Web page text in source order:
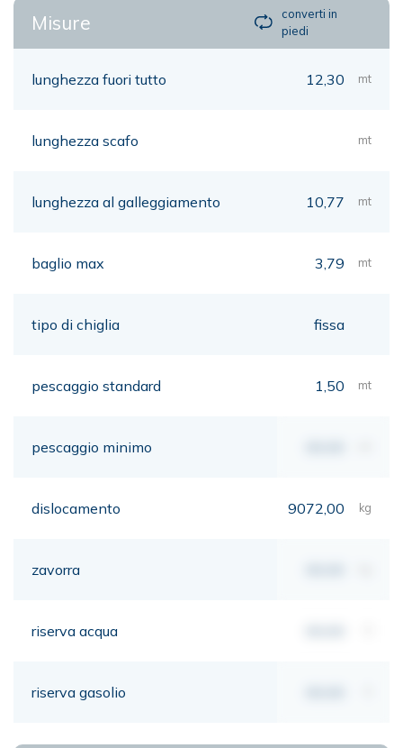
Misure
converti in
piedi
lunghezza fuori tutto 12,30 mt
lunghezza scafo mt
lunghezza al galleggiamento 10,77 mt
baglio max 3,79 mt
tipo di chiglia fissa
pescaggio standard 1,50 mt
pescaggio minimo
dislocamento 9072,00 kg
zavorra
riserva acqua
riserva gasolio